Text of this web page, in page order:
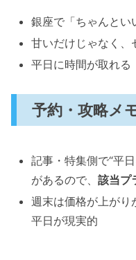
銀座で「ちゃんとい
甘いだけじゃなく、
平日に時間が取れる
予約・攻略メ
記事・特集側で“平
があるので、該当プ
週末は価格が上がり
平日が現実的